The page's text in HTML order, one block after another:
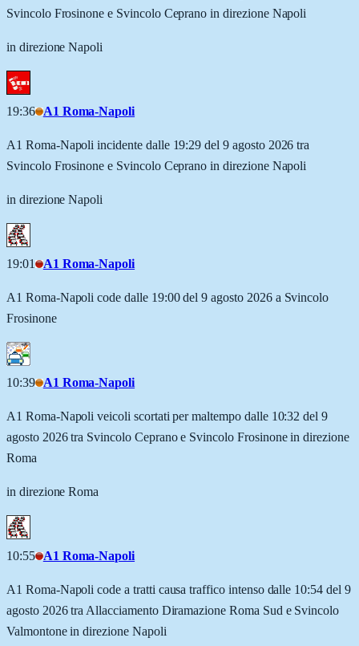
Svincolo Frosinone e Svincolo Ceprano in direzione Napoli
in direzione Napoli
19:36 A1 Roma-Napoli
A1 Roma-Napoli incidente dalle 19:29 del 9 agosto 2026 tra
Svincolo Frosinone e Svincolo Ceprano in direzione Napoli
in direzione Napoli
19:01 A1 Roma-Napoli
A1 Roma-Napoli code dalle 19:00 del 9 agosto 2026 a Svincolo
Frosinone
10:39 A1 Roma-Napoli
A1 Roma-Napoli veicoli scortati per maltempo dalle 10:32 del 9
agosto 2026 tra Svincolo Ceprano e Svincolo Frosinone in direzione
Roma
in direzione Roma
10:55 A1 Roma-Napoli
A1 Roma-Napoli code a tratti causa traffico intenso dalle 10:54 del 9
agosto 2026 tra Allacciamento Diramazione Roma Sud e Svincolo
Valmontone in direzione Napoli